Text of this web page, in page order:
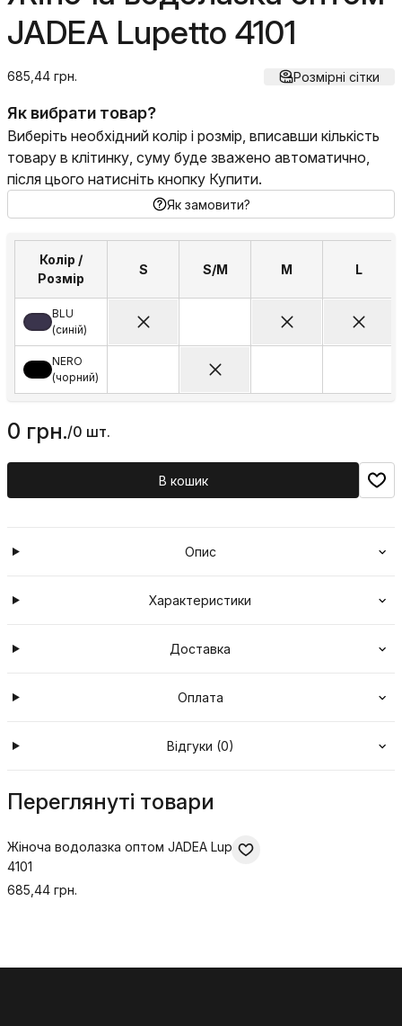
JADEA Lupetto 4101
685,44 грн. Розмірні сітки
Як вибрати товар?
Виберіть необхідний колір і розмір, вписавши кількість
товару в клітинку, суму буде зважено автоматично,
після цього натисніть кнопку Купити.
Як замовити?
Колір /
Розмір
S S/M M L
BLU
(синій)
NERO
(чорний)
0 грн./0 шт.
В кошик
Опис
Характеристики
Доставка
Оплата
Відгуки (0)
Переглянуті товари
Жіноча водолазка оптом JADEA Lupetto
4101
685,44 грн.